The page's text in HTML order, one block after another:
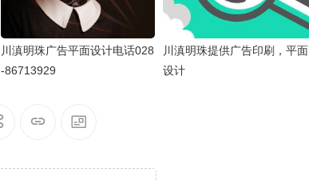
川滇明珠广告平面设计电话028
-86713929
川滇明珠提供广告印刷，平面
设计